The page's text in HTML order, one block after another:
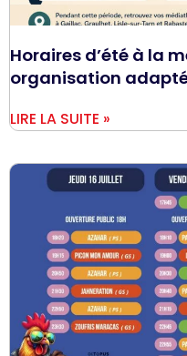
Horaires d’été à la
organisation
LIRE LA SUITE »